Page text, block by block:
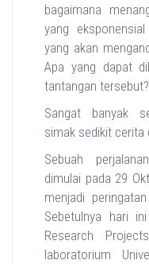
bagaimana
yang
yang akan
Apa yang dapat
tantangan tersebut?
Sangat banyak
simak sedikit cerita
Sebuah
dimulai pada 29
menjadi
Sebetulnya hari
Research
laboratorium